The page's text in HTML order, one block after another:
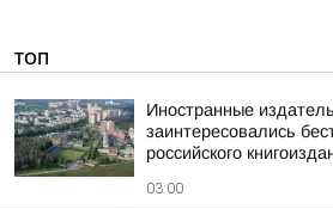
ТОП
Иностранные
заинтересовались
российского
03:00